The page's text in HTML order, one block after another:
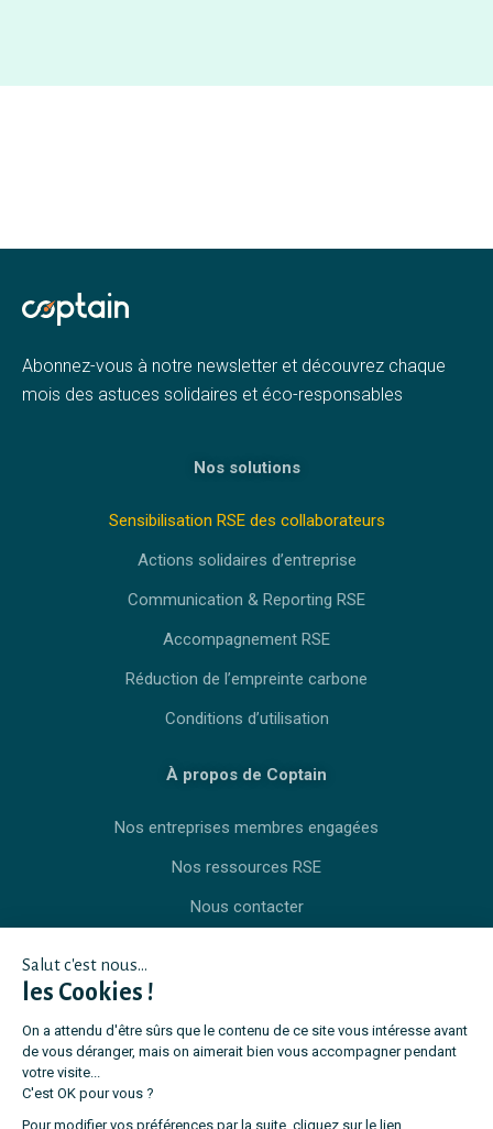
Abonnez-vous à notre newsletter et découvrez chaque
mois des astuces solidaires et éco-responsables
Nos solutions
Sensibilisation RSE des collaborateurs
Actions solidaires d’entreprise
Communication & Reporting RSE
Accompagnement RSE
Réduction de l’empreinte carbone
Conditions d’utilisation
À propos de Coptain
Nos entreprises membres engagées
Nos ressources RSE
Nous contacter
Salut c'est nous...
les Cookies !
On a attendu d'être sûrs que le contenu de ce site vous intéresse avant
de vous déranger, mais on aimerait bien vous accompagner pendant
votre visite...
C'est OK pour vous ?
Pour modifier vos préférences par la suite, cliquez sur le lien